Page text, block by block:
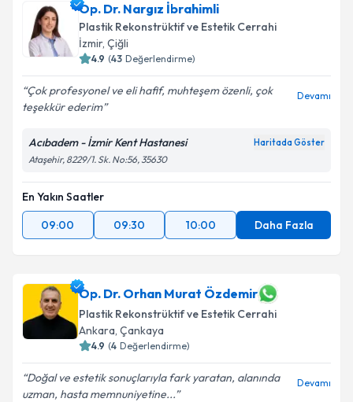
Op. Dr. Nargız İbrahimli
Plastik Rekonstrüktif ve Estetik Cerrahi
İzmir, Çiğli
4.9 (43 Değerlendirme)
Çok profesyonel ve eli hafif, muhteşem özenli, çok
teşekkür ederim
Devamı
Acıbadem - İzmir Kent Hastanesi Haritada Göster
Ataşehir, 8229/1. Sk. No:56, 35630
En Yakın Saatler
09:00
09:30 10:00 Daha Fazla
Op. Dr. Orhan Murat Özdemir
Plastik Rekonstrüktif ve Estetik Cerrahi
Ankara, Çankaya
4.9 (4 Değerlendirme)
Doğal ve estetik sonuçlarıyla fark yaratan, alanında
uzman, hasta memnuniyetine...
Devamı